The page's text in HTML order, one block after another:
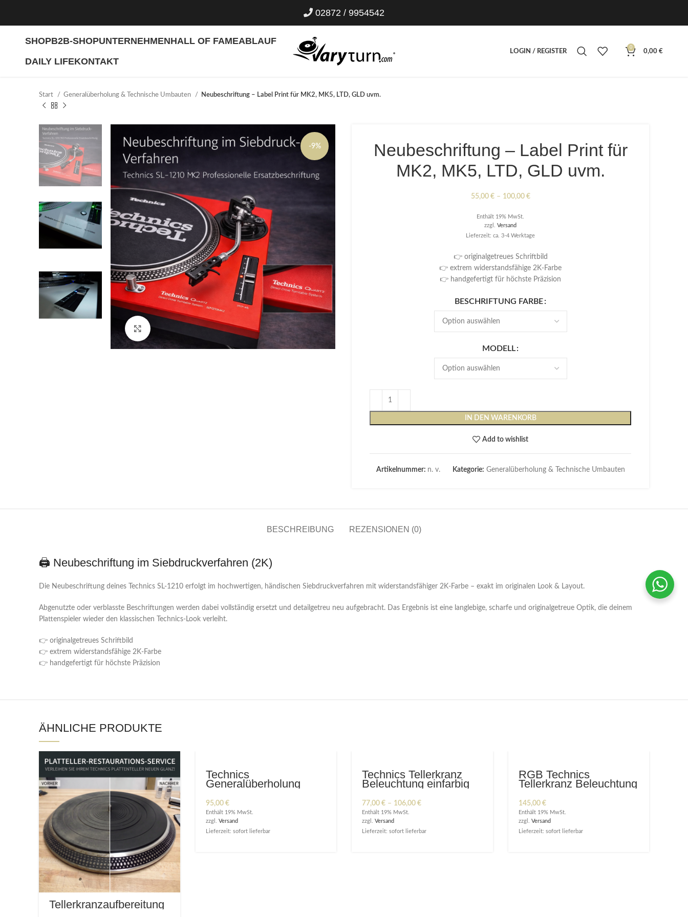
02872 / 9954542
SHOPB2B-SHOPUNTERNEHMENHALL OF FAMEABLAUF
DAILY LIFEKONTAKT
LOGIN / REGISTER
0
0,00€
Start Generalüberholung & Technische Umbauten Neubeschriftung – Label Print für MK2, MK5, LTD, GLD uvm.
-9%
Click to enlarge
Neubeschriftung – Label Print für
MK2, MK5, LTD, GLD uvm.
55,00 € – 100,00 €Preisspanne:
Enthält 19% MwSt.
zzgl. Versand
Lieferzeit: ca. 3-4 Werktage
👉 originalgetreues Schriftbild
👉 extrem widerstandsfähige 2K-Farbe
👉 handgefertigt für höchste Präzision
BESCHRIFTUNG FARBE
MODELL
IN DEN WARENKORB
Add to wishlist
Artikelnummer: n. v. Kategorie: Generalüberholung & Technische Umbauten
BESCHREIBUNG REZENSIONEN (0)
🖨️ Neubeschriftung im Siebdruckverfahren (2K)
Die Neubeschriftung deines Technics SL-1210 erfolgt im hochwertigen, händischen Siebdruckverfahren mit widerstandsfähiger 2K-Farbe – exakt im originalen Look & Layout.
Abgenutzte oder verblasste Beschriftungen werden dabei vollständig ersetzt und detailgetreu neu aufgebracht. Das Ergebnis ist eine langlebige, scharfe und originalgetreue Optik, die deinem
Plattenspieler wieder den klassischen Technics-Look verleiht.
👉 originalgetreues Schriftbild
👉 extrem widerstandsfähige 2K-Farbe
👉 handgefertigt für höchste Präzision
ÄHNLICHE PRODUKTE
Tellerkranzaufbereitung
Technics
Generalüberholung
95,00 €
Enthält 19% MwSt.
zzgl. Versand
Lieferzeit: sofort lieferbar
Technics Tellerkranz
Beleuchtung einfarbig
77,00 € – 106,00 €Preisspanne:
106,00 €
Enthält 19% MwSt.
zzgl. Versand
Lieferzeit: sofort lieferbar
RGB Technics
Tellerkranz Beleuchtung
145,00 €
Enthält 19% MwSt.
zzgl. Versand
Lieferzeit: sofort lieferbar